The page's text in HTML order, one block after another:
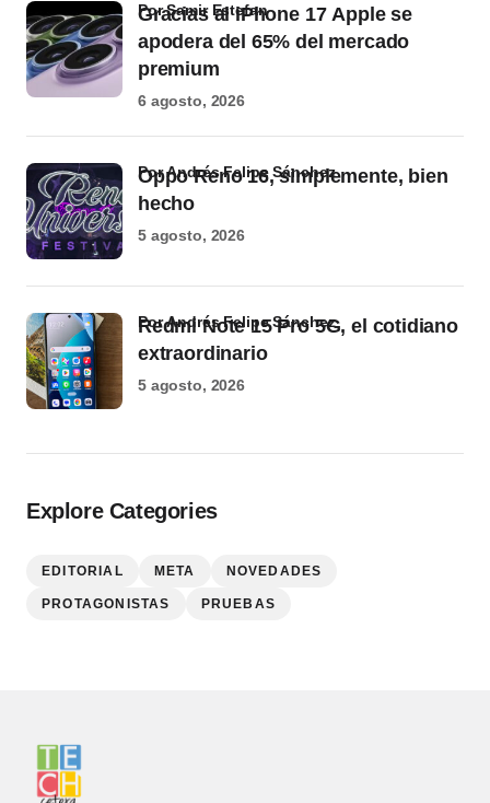
Gracias al iPhone 17 Apple se
apodera del 65% del mercado
premium
por Samir Estefan
6 agosto, 2026
Oppo Reno 16, simplemente, bien
hecho
por Andrés Felipe Sánchez
5 agosto, 2026
Redmi Note 15 Pro 5G, el cotidiano
extraordinario
por Andrés Felipe Sánchez
5 agosto, 2026
Explore Categories
EDITORIAL META NOVEDADES
PROTAGONISTAS PRUEBAS